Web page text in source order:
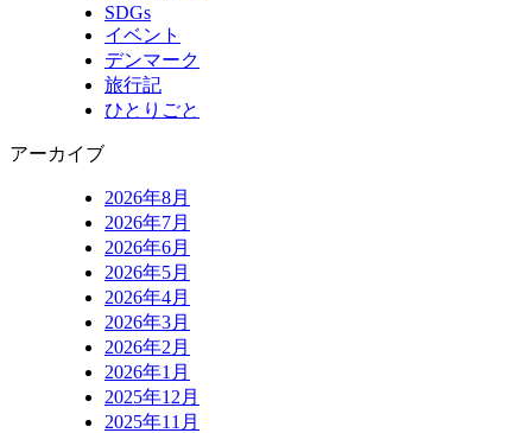
SDGs
イベント
デンマーク
旅行記
ひとりごと
アーカイブ
2026年8月
2026年7月
2026年6月
2026年5月
2026年4月
2026年3月
2026年2月
2026年1月
2025年12月
2025年11月